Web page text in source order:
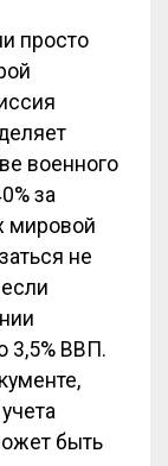
просто
военного
за
мировой
не
3,5% ВВП.
быть